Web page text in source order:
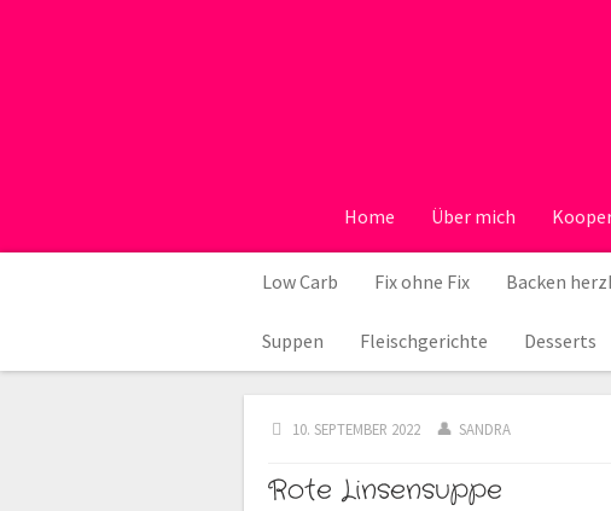
Home Über mich
Low Carb Fix ohne Fix Backen
Suppen Fleischgerichte Desserts
10. SEPTEMBER 2022 SANDRA
Rote Linsensuppe